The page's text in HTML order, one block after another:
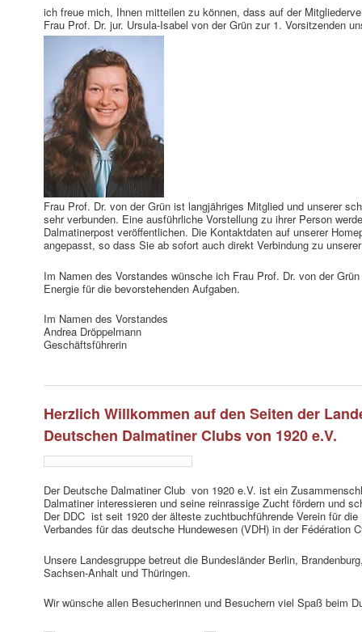
ich freue mich, Ihnen mitteilen zu können, dass auf der
Frau Prof. Dr. jur. Ursula-Isabel von der Grün zur 1. Vorsitzenden
Frau Prof. Dr. von der Grün ist langjähriges Mitglied und unserer
sehr verbunden. Eine ausführliche Vorstellung zu ihrer Person
Dalmatinerpost veröffentlichen. Die Kontaktdaten auf unserer
angepasst, so dass Sie ab sofort auch direkt Verbindung zu
Im Namen des Vorstandes wünsche ich Frau Prof. Dr. von der
Energie für die bevorstehenden Aufgaben.
Im Namen des Vorstandes
Andrea Dröppelmann
Geschäftsführerin
Herzlich Willkommen auf den Seiten der
Deutschen Dalmatiner Clubs von 1920 e.V.
Der Deutsche Dalmatiner Club von 1920 e.V. ist ein
Dalmatiner interessieren und seine reinrassige Zucht fördern und
Der DDC ist seit 1920 der älteste zuchtbuchführende Verein für
Verbandes für das deutsche Hundewesen (VDH) in der Fédération
Unsere Landesgruppe betreut die Bundesländer Berlin,
Sachsen-Anhalt und Thüringen.
Wir wünsche allen Besucherinnen und Besuchern viel Spaß beim